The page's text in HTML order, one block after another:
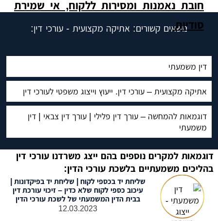
חובת נאמנות ומסירות ללקוח, אי שמירת
סודיות.נושאים קשורים: אתיקה מקצועית - עורכי דין:
דין משמעתי
אתיקה מקצועית – עורכי דין. ייעוץ וייצוג משפטי לעורכי דין
דוגמאות להמחשה – עורך דין פלילי | עורך דין צבאי | דין
משמעתי
דוגמאות למקרים נוספים בהם ייצג משרדנו עורכי דין
בהליכים משמעתיים בלשכת עורכי הדין:
שליחת יד בכספי לקוח | שליחת יד בפיקדונות |
עיכוב כספי לקוח שלא כדין – זיכוי עורכת דין
בבית הדין המשמעתי של לשכת עורכי הדין
12.03.2023